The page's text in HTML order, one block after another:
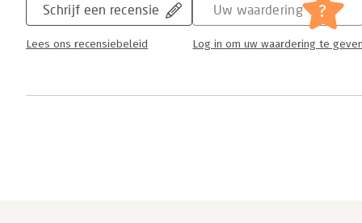
Schrijf een recensie
Lees ons recensiebeleid
Uw waardering ?
Log in om uw waardering te